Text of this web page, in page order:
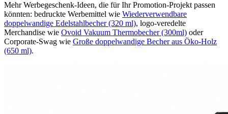
Mehr Werbegeschenk-Ideen, die für Ihr Promotion-Projekt passen
könnten: bedruckte Werbemittel wie Wiederverwendbare
doppelwandige Edelstahlbecher (320 ml), logo-veredelte
Merchandise wie Ovoid Vakuum Thermobecher (300ml) oder
Corporate-Swag wie Große doppelwandige Becher aus Öko-Holz
(650 ml).